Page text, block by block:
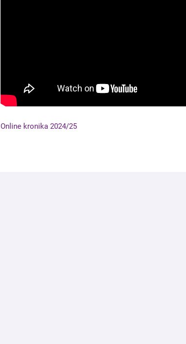
Online kronika 2024/25